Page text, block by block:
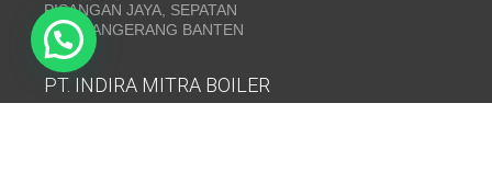
PISANGAN JAYA, SEPATAN
KAB. TANGERANG BANTEN
PT. INDIRA MITRA BOILER